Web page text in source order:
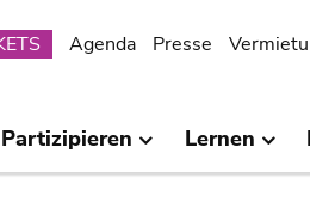
Agenda Presse
Partizipieren Lernen